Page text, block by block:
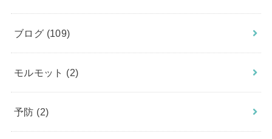
ブログ (109)
モルモット (2)
予防 (2)